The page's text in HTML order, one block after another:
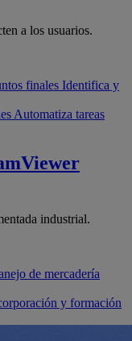
a los usuarios.
finales Identifica y
Automatiza tareas
industrial.
de mercadería
y formación